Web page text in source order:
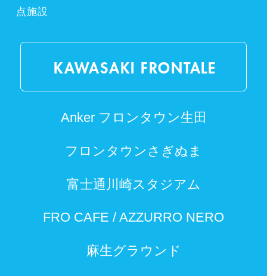
点施設
KAWASAKI FRONTALE
Anker フロンタウン生田
フロンタウンさぎぬま
富士通川崎スタジアム
FRO CAFE / AZZURRO NERO
麻生グラウンド